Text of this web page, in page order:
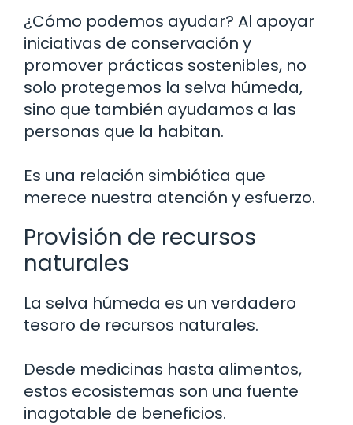
¿Cómo podemos ayudar? Al apoyar
iniciativas de conservación y
promover prácticas sostenibles, no
solo protegemos la selva húmeda,
sino que también ayudamos a las
personas que la habitan.
Es una relación simbiótica que
merece nuestra atención y esfuerzo.
Provisión de recursos
naturales
La selva húmeda es un verdadero
tesoro de recursos naturales.
Desde medicinas hasta alimentos,
estos ecosistemas son una fuente
inagotable de beneficios.